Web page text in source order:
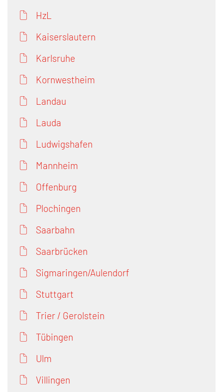
HzL
Kaiserslautern
Karlsruhe
Kornwestheim
Landau
Lauda
Ludwigshafen
Mannheim
Offenburg
Plochingen
Saarbahn
Saarbrücken
Sigmaringen/Aulendorf
Stuttgart
Trier / Gerolstein
Tübingen
Ulm
Villingen